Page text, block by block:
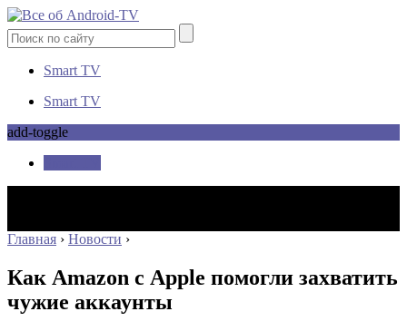
Smart TV
Smart TV
add-toggle
Главная › Новости ›
Как Amazon с Apple помогли захватить
чужие аккаунты